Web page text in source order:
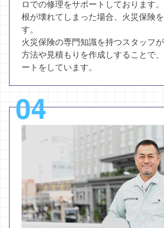
ロでの修理をサポートしております
根が壊れてしまった場合、火災保険
す。
火災保険の専門知識を持つスタッフ
方法や見積もりを作成しすることで
ートをしています。
04